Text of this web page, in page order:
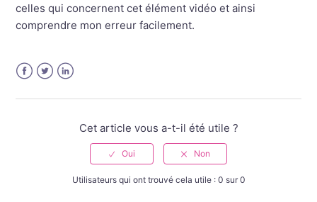
celles qui concernent cet élément vidéo et ainsi
comprendre mon erreur facilement.
Cet article vous a-t-il été utile ?
Utilisateurs qui ont trouvé cela utile : 0 sur 0